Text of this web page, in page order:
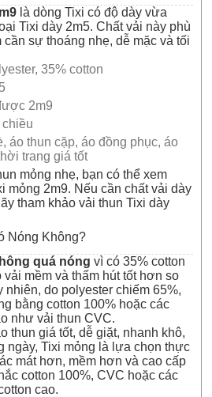
là dòng Tixi có độ dày vừa
Tixi dày 2m5. Chất vải này phù
sự thoáng nhẹ, dễ mặc và tối
35% cotton
2m9
áo thun cặp, áo đồng phục, áo
trang giá tốt
mỏng nhẹ, bạn có thể xem
mỏng 2m9. Nếu cần chất vải dày
tham khảovải thun Tixi dày
Nóng Không?
quá nóng vì có 35% cotton
mềm và thấm hút tốt hơn so
nhiên, do polyester chiếm 65%,
bằng cotton 100% hoặc các
nhưvải thun CVC.
thun giá tốt, dễ giặt, nhanh khô,
ngày, Tixi mỏng là lựa chọn thực
mát hơn, mềm hơn và cao cấp
cotton 100%, CVC hoặc các
cao.